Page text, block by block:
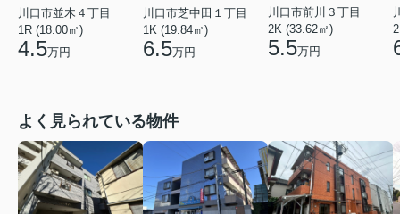
川口市並木４丁目
1R (18.00㎡)
4.5万円
川口市芝中田１丁目
1K (19.84㎡)
6.5万円
川口市前川３丁目
2K (33.62㎡)
5.5万円
よく見られている物件